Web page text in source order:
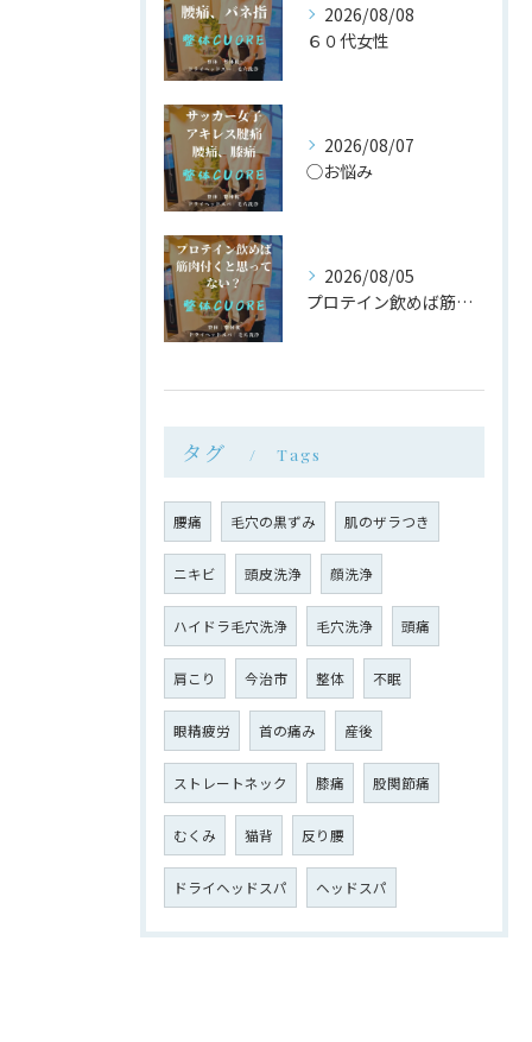
2026/08/08
６０代女性
2026/08/07
◯お悩み
2026/08/05
プロテイン飲めば筋肉付く は大間違い
タグ Tags
腰痛 毛穴の黒ずみ 肌のザラつき
ニキビ 頭皮洗浄 顔洗浄
ハイドラ毛穴洗浄 毛穴洗浄 頭痛
肩こり 今治市 整体 不眠
眼精疲労 首の痛み 産後
ストレートネック 膝痛 股関節痛
むくみ 猫背 反り腰
ドライヘッドスパ ヘッドスパ